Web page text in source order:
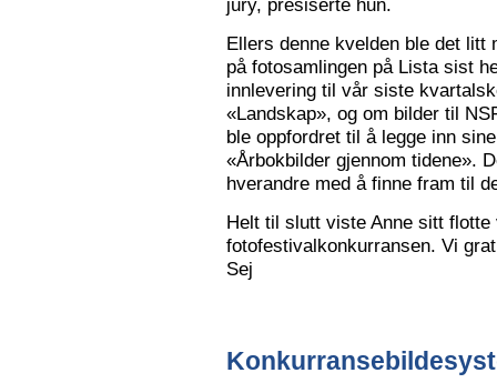
jury, presiserte hun.
Ellers denne kvelden ble det litt
på fotosamlingen på Lista sist
innlevering til vår siste
«Landskap», og om bilder til
ble oppfordret til å legge inn
«Årbokbilder gjennom tidene».
hverandre med å finne fram til
Helt til slutt viste Anne sitt flotte
fotofestivalkonkurransen. Vi
Sej